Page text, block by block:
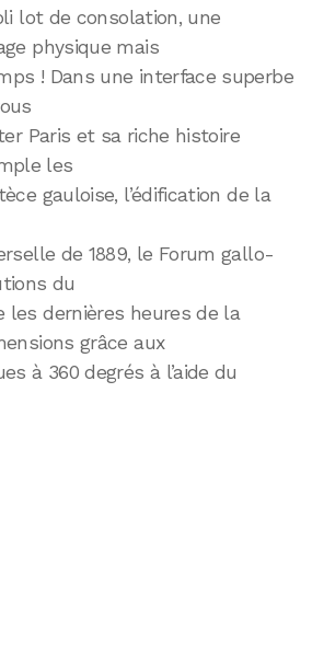
lot de consolation, une
physique mais
! Dans une interface superbe
Paris et sa riche histoire
les
gauloise, l’édification de la
de 1889, le Forum gallo-
du
les dernières heures de la
grâce aux
à 360 degrés à l’aide du